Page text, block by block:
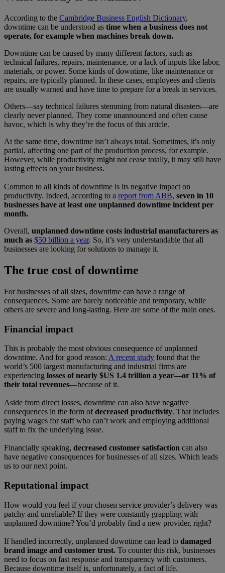
According to the Cambridge Business English Dictionary,
downtime can be understood as time when a business does not
operate, for example when machines break down.
Downtime can be caused by many different factors, such as
technical failures, repairs, maintenance, or a lack of inputs like labor,
materials, or power. Some kinds of downtime, like maintenance or
repairs, are typically planned. In these cases, employees and clients
are usually warned and have time to prepare for a break in services.
Others—say technical failures stemming from natural disasters—are
clearly never planned. They come unannounced and often cause
havoc, which is why they’re the focus of this article.
At the same time, downtime isn’t always total. Sometimes, it's only
partial, affecting one part of the production process, for example.
However, while productivity might not cease totally, it may still have
lasting effects on your business.
Common to all kinds of downtime is its negative impact on
productivity. Indeed, according to a report from ABB, seven in 10
businesses have at least one unplanned downtime incident per
month.
Overall, unplanned downtime costs industrial manufacturers as
much as $50 billion a year. So, it’s very understandable that all
businesses are looking for solutions to manage it.
The true cost of downtime
For businesses of all sizes, downtime can have a range of
consequences. Some are barely noticeable and temporary, while
others are severe and long-lasting. Here are some of the main ones.
Financial impact
This is probably the most obvious consequence of unplanned
downtime. And for good reason: A recent study found that the
world’s 500 largest manufacturing and industrial firms are
experiencing losses of nearly $US 1.4 trillion a year—or 11% of
their total revenues—because of it.
Aside from direct losses, downtime can also have negative
consequences in the form ofdecreased productivity. That includes
paying wages for staff who can’t work and employing additional
staff to fix the underlying issue.
Financially speaking, decreased customer satisfaction can also
have negative consequences for businesses of all sizes. Which leads
us to our next point.
Reputational impact
How would you feel if your chosen service provider’s delivery was
patchy and unreliable? If they were constantly grappling with
unplanned downtime? You’d probably find a new provider, right?
If handled incorrectly, unplanned downtime can lead to damaged
brand image and customer trust. To counter this risk, businesses
need to focus on fast response and transparency with customers.
Because downtime itself is, unfortunately, a fact of life.